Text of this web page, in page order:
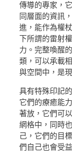
傳導的專家，
同層面的資訊
進，能作為權
下所謂的雷射
力。完整喚醒
類，可以承載
與空間中，是
具有特殊印記
它們的療癒能
著放，它們可
網格中，同時
己，它們的目
們自己也會受